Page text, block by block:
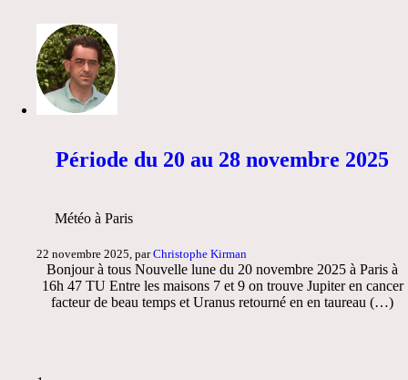
Période du 20 au 28 novembre 2025
Météo à Paris
22 novembre 2025, parChristophe Kirman
Bonjour à tous Nouvelle lune du 20 novembre 2025 à Paris à
16h 47 TU Entre les maisons 7 et 9 on trouve Jupiter en cancer
facteur de beau temps et Uranus retourné en en taureau (…)